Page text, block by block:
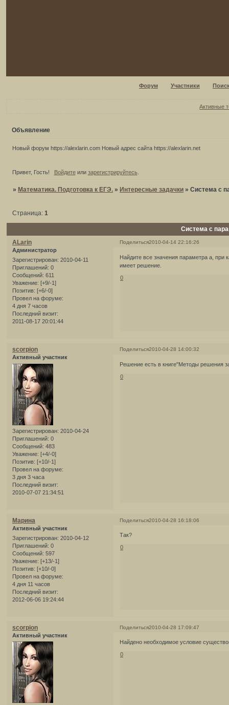
Форум Участники
Активные
Объявление
Новый форум https://alexlarin.com Новый адрес сайта https://alexlarin.net
Привет, Гость! Войдитеили зарегистрируйтесь.
»Математика. Подготовка к ЕГЭ. »Интересные задачки »Система с
Система с
Страница: 1
Поделиться2010-04-14 22:16:26
ALarin
Администратор
Зарегистрирован: 2010-04-11
Приглашений: 0
Сообщений: 611
Уважение: [+9/-1]
Позитив: [+6/-0]
Провел на форуме:
4 дня 7 часов
Последний визит:
2011-08-17 20:01:44
Найдите все значения параметра а, при
имеет решение.
0
Поделиться2010-04-28 14:00:32
scorpion
Активный участник
Зарегистрирован: 2010-04-24
Приглашений: 0
Сообщений: 483
Уважение: [+4/-0]
Позитив: [+10/-1]
Провел на форуме:
3 дня 3 часа
Последний визит:
2010-07-07 21:34:51
Решение есть в книге"Методы решения
0
Поделиться2010-04-28 16:18:06
Марина
Активный участник
Зарегистрирован: 2010-04-12
Приглашений: 0
Сообщений: 597
Уважение: [+13/-1]
Позитив: [+10/-0]
Провел на форуме:
4 дня 11 часов
Последний визит:
2012-06-06 19:24:44
Так?
0
Поделиться2010-04-28 17:09:47
scorpion
Активный участник
Найдено необходимое условие
0